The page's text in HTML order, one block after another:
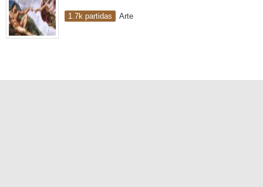
1.7k partidas Arte